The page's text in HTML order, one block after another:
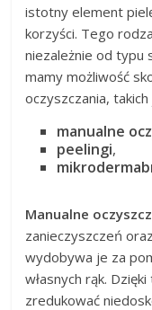
istotny element
korzyści. Tego
niezależnie od typu
mamy możliwość
oczyszczania, takich
manualne
peelingi,
Manualne
zanieczyszczeń
wydobywa je za
własnych rąk.
zredukować